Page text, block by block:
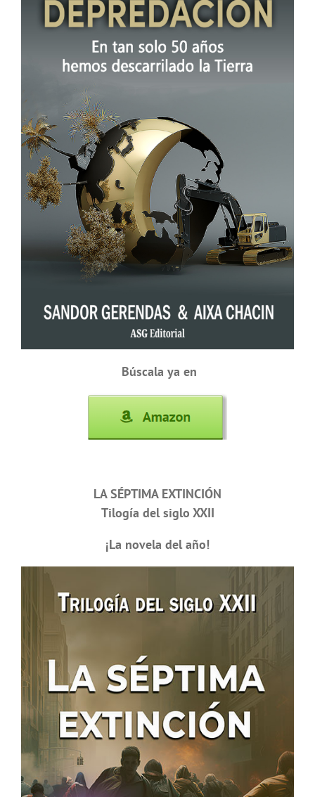
Búscala ya en
LA SÉPTIMA EXTINCIÓN
Tilogía del siglo XXII
¡La novela del año!